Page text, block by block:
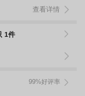
查看详情
1件
99%好评率